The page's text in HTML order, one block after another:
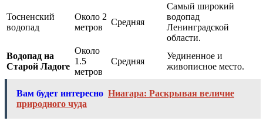
Тосненский
водопад
Около 2
метров
Средняя
Самый широкий
водопад
Ленинградской
области.
Водопад на
Старой Ладоге
Около
1.5
метров
Средняя
Уединенное и
живописное место.
Вам будет интересно Ниагара: Раскрывая величие
природного чуда